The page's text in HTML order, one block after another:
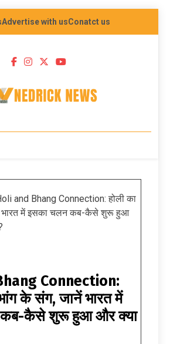
Advertise with usConatct us
NEWS
and Bhang Connection: होली का
भारत में इसका चलन कब-कैसे शुरू हुआ
Connection:
के संग, जानें भारत में
कैसे शुरू हुआ और क्या